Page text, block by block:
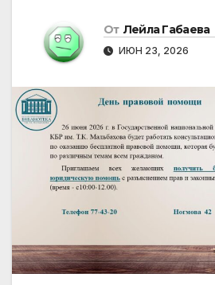
От Лейла Габаева
ИЮН 23, 2026